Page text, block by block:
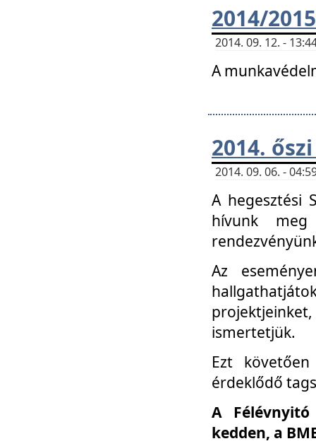
2014/
2014. 09. 12. -
A
2014.
2014. 09. 06. -
A hegesztési
hívunk
Az
ismertetjük.
Ezt
érdeklődő
A
kedden, a